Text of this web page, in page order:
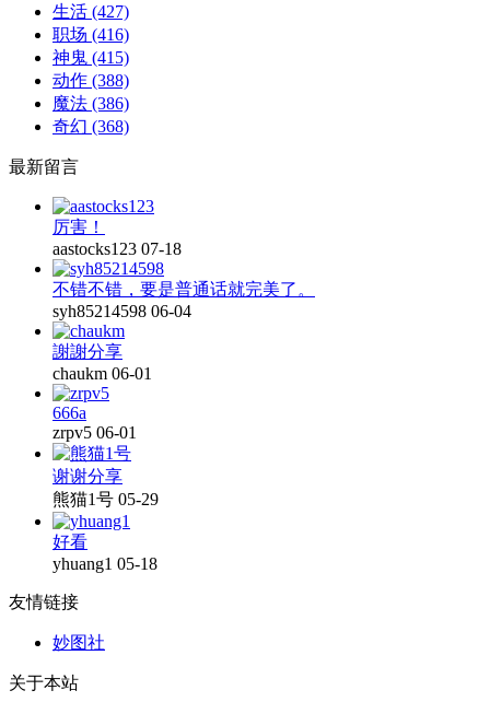
生活 (427)
职场 (416)
神鬼 (415)
动作 (388)
魔法 (386)
奇幻 (368)
最新留言
厉害！
aastocks123 07-18
不错不错，要是普通话就完美了。
syh85214598 06-04
謝謝分享
chaukm 06-01
666a
zrpv5 06-01
谢谢分享
熊猫1号 05-29
好看
yhuang1 05-18
友情链接
妙图社
关于本站